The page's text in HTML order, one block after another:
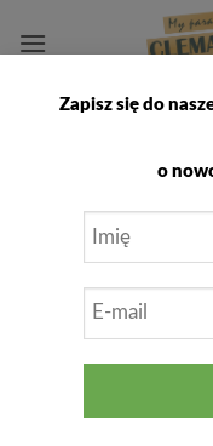
„CLEMATIS
Zapisz się do
o